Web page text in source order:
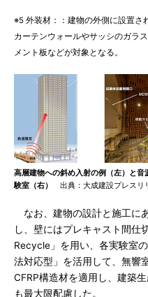
※5 外装材：：建物の外側に設置さ
カーテンウォールやサッシのガラ
メント板などが対象となる。
高層建物への斜め入射の例（左）と音
験室（右）
出典：大成建設プレスリ
なお、建物の設計と施工に
し、壁にはプレキャスト間
Recycle」を用い、各実験室
法対応型」を活用して、無響
CFRP構造材を適用し、建築
も最大限配慮した。